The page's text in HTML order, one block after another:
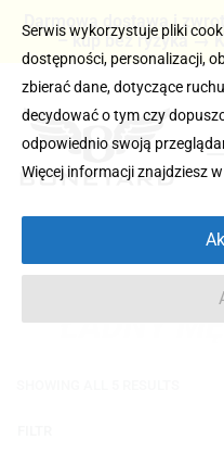
Darmowa dostawa i
– kup bez ryzyka →
ŁADNY
Serwis wykorzystuje pliki
dostępności, personalizacji,
zbierać dane, dotyczące
decydować o tym czy
odpowiednio swoją
Więcej informacji znajdziesz w